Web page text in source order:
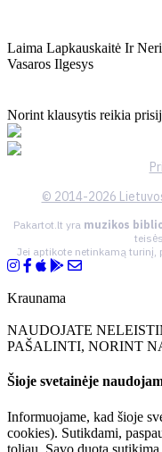
Laima Lapkauskaitė Ir
Vasaros Ilgesys
Norint klausytis reikia
© 2014-2026
Pakartot.lt yra muzikos
Jei aptikote netinkamą turinį,
Kraunama
NAUDOJATE
PAŠALINTI, NORINT
Šioje svetainėje
Informuojame, kad šioje
cookies). Sutikdami,
toliau. Savo duotą